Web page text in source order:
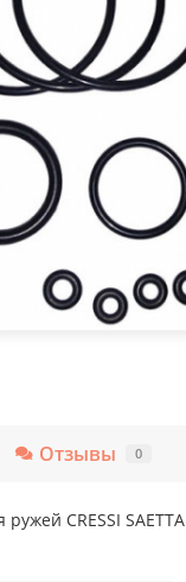
Отзывы 0
CRESSI SAETTA